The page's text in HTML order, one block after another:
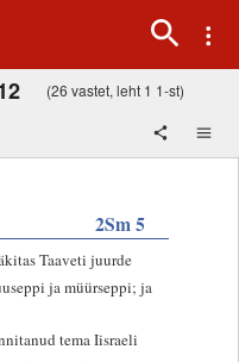
(26 vastet, leht 1 1-st)
2Sm 5
Taaveti juurde
ja müürseppi; ja
tema Iisraeli